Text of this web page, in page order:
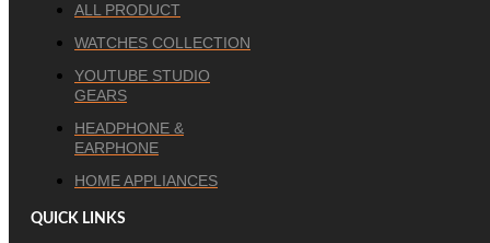
ALL PRODUCT
WATCHES COLLECTION
YOUTUBE STUDIO
GEARS
HEADPHONE &
EARPHONE
HOME APPLIANCES
QUICK LINKS